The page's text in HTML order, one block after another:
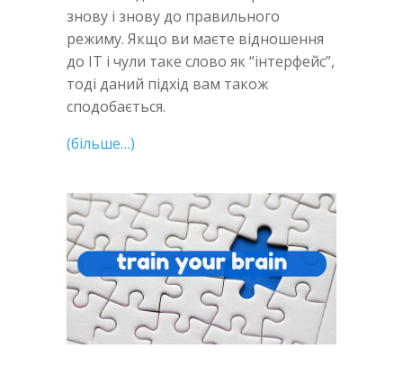
знову і знову до правильного
режиму. Якщо ви маєте відношення
до IT і чули таке слово як “інтерфейс”,
тоді даний підхід вам також
сподобається.
(більше…)